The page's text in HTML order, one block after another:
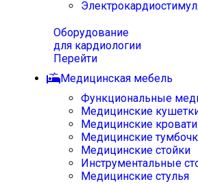
Оборудование
для кардиологии
Перейти
Медицинская мебель
Функциональные
Медицинские
Медицинские кровати
Медицинские
Медицинские стойки
Инструментальные
Медицинские стулья